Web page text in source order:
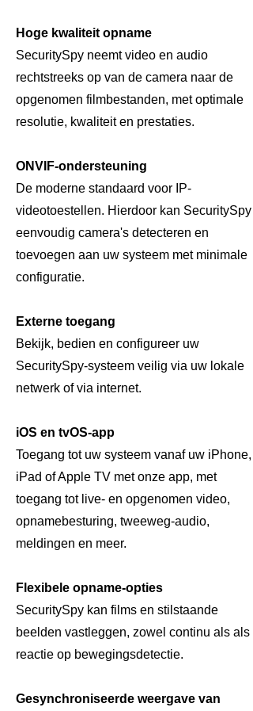
Hoge kwaliteit opname
SecuritySpy neemt video en audio
rechtstreeks op van de camera naar de
opgenomen filmbestanden, met optimale
resolutie, kwaliteit en prestaties.
ONVIF-ondersteuning
De moderne standaard voor IP-
videotoestellen. Hierdoor kan SecuritySpy
eenvoudig camera's detecteren en
toevoegen aan uw systeem met minimale
configuratie.
Externe toegang
Bekijk, bedien en configureer uw
SecuritySpy-systeem veilig via uw lokale
netwerk of via internet.
iOS en tvOS-app
Toegang tot uw systeem vanaf uw iPhone,
iPad of Apple TV met onze app, met
toegang tot live- en opgenomen video,
opnamebesturing, tweeweg-audio,
meldingen en meer.
Flexibele opname-opties
SecuritySpy kan films en stilstaande
beelden vastleggen, zowel continu als als
reactie op bewegingsdetectie.
Gesynchroniseerde weergave van